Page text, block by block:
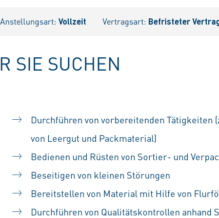
Anstellungsart: Vollzeit Vertragsart: Befristeter
SIE SUCHEN
Durchführen von vorbereitenden
von Leergut und Packmaterial)
Bedienen und Rüsten von Sortier- und
Beseitigen von kleinen Störungen
Bereitstellen von Material mit Hilfe von
Durchführen von Qualitätskontrollen anhand